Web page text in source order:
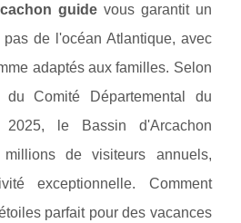
guidevous garantit un
de l'océan Atlantique, avec
adaptés aux familles. Selon
du Comité Départemental du
2025, le Bassin d'Arcachon
de visiteurs annuels,
exceptionnelle. Comment
parfait pour des vacances